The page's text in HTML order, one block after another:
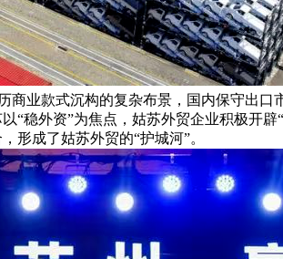
商业款式沉构的复杂布景，国内保守出口
“稳外资”为焦点，姑苏外贸企业积极开辟
形成了姑苏外贸的“护城河”。